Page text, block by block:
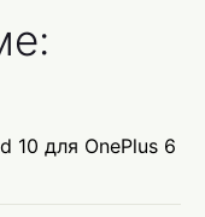
10 для OnePlus 6